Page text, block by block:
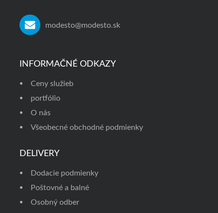
modesto@modesto.sk
INFORMAČNÉ ODKAZY
Ceny služieb
portfólio
O nás
Všeobecné obchodné podmienky
DELIVERY
Dodacie podmienky
Poštovné a balné
Osobný odber